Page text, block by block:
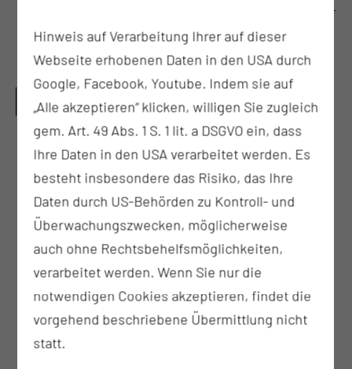
Belastbarkeit, der Arbeitsfähigkeit, der Berufs-
und Erwerbsfähigkeit sowie der
Pflegebedürftigkeit
UNTERSUCHUNGS- UND
BEHANDLUNGSMETHODEN
Mitwirkung bei der fiberendoskopischen
Dysphagie Diagnostik
Einschätzung, Behandlung und
Durchführung des multidimensionalen
geriatrischen Assessements inklusive des
Hinweis auf Verarbeitung Ihrer auf dieser
Webseite erhobenen Daten in den USA durch
Google, Facebook, Youtube. Indem sie auf
„Alle akzeptieren“ klicken, willigen Sie zugleich
gem. Art. 49 Abs. 1 S. 1 lit. a DSGVO ein, dass
Ihre Daten in den USA verarbeitet werden. Es
besteht insbesondere das Risiko, das Ihre
Daten durch US-Behörden zu Kontroll- und
Überwachungszwecken, möglicherweise
auch ohne Rechtsbehelfsmöglichkeiten,
verarbeitet werden. Wenn Sie nur die
notwendigen Cookies akzeptieren, findet die
vorgehend beschriebene Übermittlung nicht
statt.